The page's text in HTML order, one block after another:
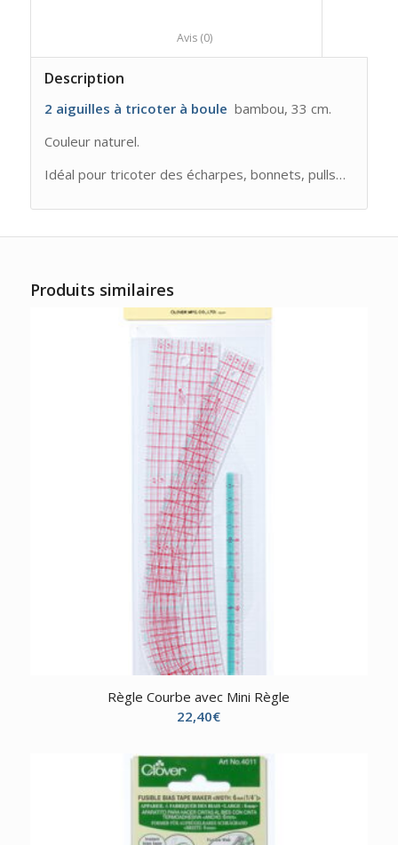
						Avis (0)
Description
2 aiguilles à tricoter à boule bambou, 33 cm.
Couleur naturel.
Idéal pour tricoter des écharpes, bonnets, pulls…
Produits similaires
Règle Courbe avec Mini Règle
22,40€